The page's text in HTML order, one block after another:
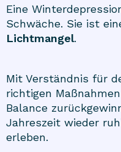
Eine
Schwäche. Sie ist
Lichtmangel.
Mit Verständnis für
richtigen
Balance
Jahreszeit wieder
erleben.